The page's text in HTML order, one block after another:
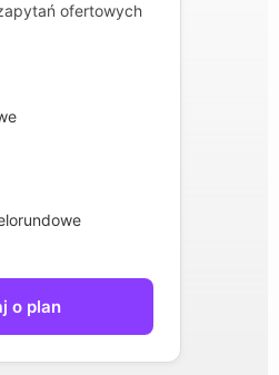
ofertowych
o plan